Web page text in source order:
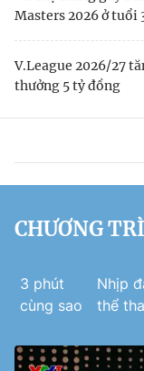
Masters 2026 ở tuổi
V.League 2026/27
thưởng 5 tỷ đồng
CHƯƠNG
3 phút
cùng sao
Nhịp
thể